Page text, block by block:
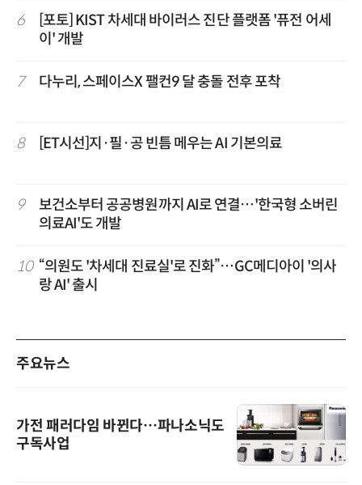
6
[포토] KIST 차세대 바이러스 진단 플랫폼 '퓨전 어세
이' 개발
7 다누리, 스페이스X 팰컨9 달 충돌 전후 포착
8 [ET시선]지·필·공 빈틈 메우는 AI 기본의료
9
보건소부터 공공병원까지 AI로 연결…'한국형 소버린
의료AI'도 개발
10 “의원도 '차세대 진료실'로 진화”…GC메디아이 '의사
랑 AI' 출시
주요뉴스
가전 패러다임 바뀐다…파나소닉도
구독사업